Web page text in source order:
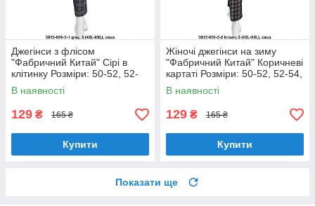
Джегінси з флісом
"Фабричний Китай" Сірі в
клітинку Розміри: 50-52, 52-
54, 54-56, 56-58 (18128-7)
В наявності
129 ₴ 165 ₴
Купити
Жіночі джегінси на зиму
"Фабричний Китай" Коричневі
картаті Розміри: 50-52, 52-54,
54-56, 56-58 (18128-8)
В наявності
129 ₴ 165 ₴
Купити
Показати ще